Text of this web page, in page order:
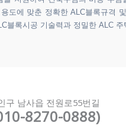
도에 맞춘 정확한 ALC블록규격
블록시공 기술력과 정밀한 ALC
구 남사읍 전원로55번길
8270-0888)